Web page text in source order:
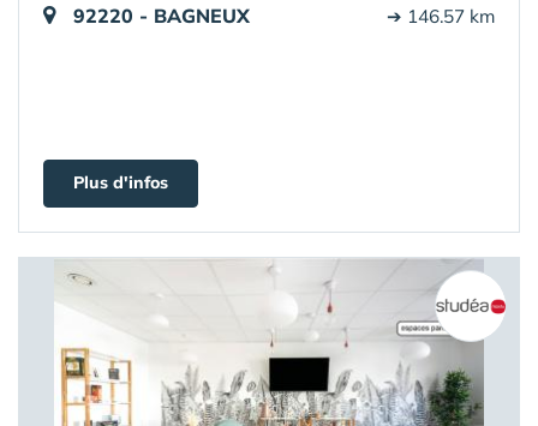
92220 - BAGNEUX ➔ 146.57 km
Plus d'infos